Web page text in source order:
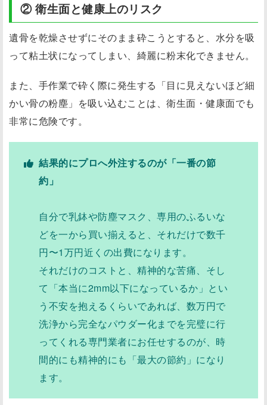
② 衛生面と健康上のリスク
遺骨を乾燥させずにそのまま砕こうとすると、水分を吸
って粘土状になってしまい、綺麗に粉末化できません。
また、手作業で砕く際に発生する「目に見えないほど細
かい骨の粉塵」を吸い込むことは、衛生面・健康面でも
非常に危険です。
結果的にプロへ外注するのが「一番の節
約」
自分で乳鉢や防塵マスク、専用のふるいな
どを一から買い揃えると、それだけで数千
円〜1万円近くの出費になります。
それだけのコストと、精神的な苦痛、そし
て「本当に2mm以下になっているか」とい
う不安を抱えるくらいであれば、数万円で
洗浄から完全なパウダー化までを完璧に行
ってくれる専門業者にお任せするのが、時
間的にも精神的にも「最大の節約」になり
ます。